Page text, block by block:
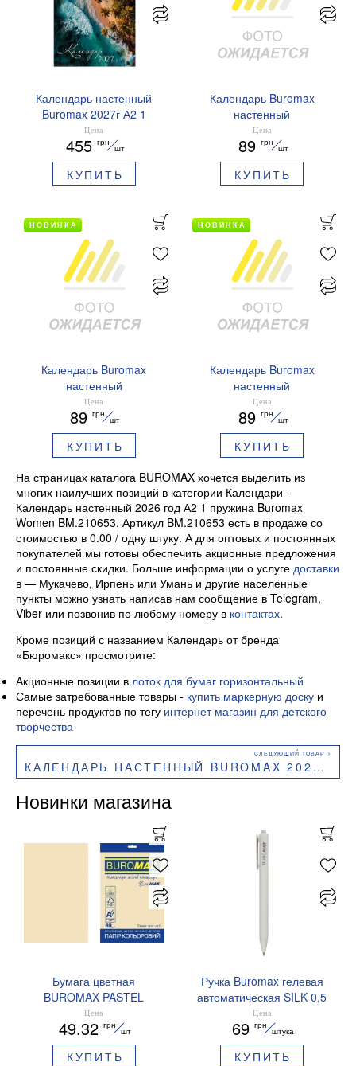
Календарь настенный
Buromax 2027г А2 1
пружина Tropic BM.210655
Цена
455 грн
шт
КУПИТЬ
Календарь Buromax
настенный
опрокидывающийся на
2027 г Собаки 33х48 см
BM.210302
Цена
89 грн
шт
КУПИТЬ
Календарь Buromax
настенный
опрокидывающийся на
2027 г Год козы 33х48 см
BM.210300
Цена
89 грн
шт
КУПИТЬ
НОВИНКА
Календарь Buromax
настенный
опрокидывающийся на
2027 г Времена года
33х48 см BM.210303
Цена
89 грн
шт
КУПИТЬ
НОВИНКА
На страницах каталога BUROMAX хочется выделить из
многих наилучших позиций в категории Календари -
Календарь настенный 2026 год А2 1 пружина Buromax
Women BM.210653. Артикул BM.210653 есть в продаже со
стоимостью в 0.00 / одну штуку. А для оптовых и постоянных
покупателей мы готовы обеспечить акционные предложения
и постоянные скидки. Больше информации о услуге доставки
в — Мукачево, Ирпень или Умань и другие населенные
пункты можно узнать написав нам сообщение в Telegram,
Viber или позвонив по любому номеру в контактах.
Кроме позиций с названием Календарь от бренда
«Бюромакс» просмотрите:
Акционные позиции в лоток для бумаг горизонтальный
Самые затребованные товары - купить маркерную доску и
перечень продуктов по тегу интернет магазин для детского
творчества
КАЛЕНДАРЬ НАСТЕННЫЙ BUROMAX 2027Г А2 1 ПРУЖИНА TROPIC BM.210655
Новинки магазина
Бумага цветная
BUROMAX PASTEL
EUROMAX 20 арк А4 80 г/
мс BM.2721220E-08
Цена
49.32 грн
шт
КУПИТЬ
Ручка Buromax гелевая
автоматическая SILK 0,5
мм синие чернила
BM.83100
Цена
69 грн
штука
КУПИТЬ